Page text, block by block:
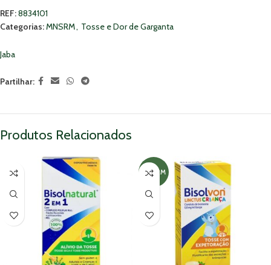
REF:8834101
Categorias:MNSRM, Tosse e Dor de Garganta
Jaba
Partilhar:
Produtos Relacionados
MNSRM